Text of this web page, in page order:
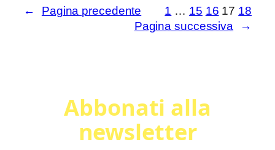
parco
non
di
Giulia
← Pagina precedente 1 … 15 16 17 18
Pagina successiva
→
Abbonati alla
newsletter